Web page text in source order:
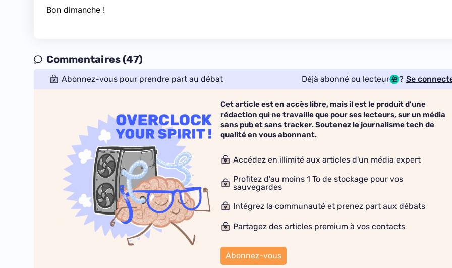
Bon dimanche !
Commentaires (47)
Abonnez-vous pour prendre part au débat Déjà abonné ou lecteur ? Se
Cet article est en accès libre, mais il est le produit d'une
rédaction qui ne travaille que pour ses lecteurs, sur un média
sans pub et sans tracker. Soutenez le journalisme tech de
qualité en vous abonnant.
Accédez en illimité aux articles d'un média expert
Profitez d'au moins 1 To de stockage pour vos
sauvegardes
Intégrez la communauté et prenez part aux débats
Partagez des articles premium à vos contacts
Abonnez-vous